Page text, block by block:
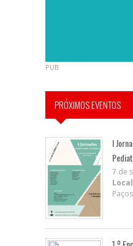
PUB
PRÓXIMOS EVENTOS
I
7 de